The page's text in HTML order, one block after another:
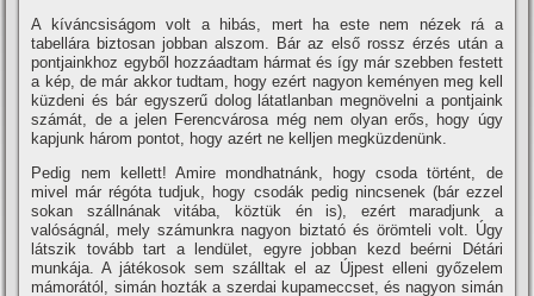
A kí­váncsiságom volt a hibás, mert ha este nem nézek rá a
tabellára biztosan jobban alszom. Bár az első rossz érzés után a
pontjainkhoz egyből hozzáadtam hármat és í­gy már szebben festett
a kép, de már akkor tudtam, hogy ezért nagyon keményen meg kell
küzdeni és bár egyszerű dolog látatlanban megnövelni a pontjaink
számát, de a jelen Ferencvárosa még nem olyan erős, hogy úgy
kapjunk három pontot, hogy azért ne kelljen megküzdenünk.
Pedig nem kellett! Amire mondhatnánk, hogy csoda történt, de
mivel már régóta tudjuk, hogy csodák pedig nincsenek (bár ezzel
sokan szállnának vitába, köztük én is), ezért maradjunk a
valóságnál, mely számunkra nagyon biztató és örömteli volt. Úgy
látszik tovább tart a lendület, egyre jobban kezd beérni Détári
munkája. A játékosok sem szálltak el az Újpest elleni győzelem
mámorától, simán hozták a szerdai kupameccset, és nagyon simán